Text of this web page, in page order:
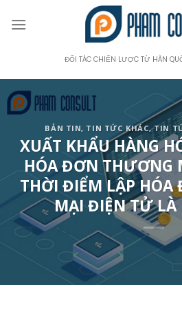
ĐỐI TÁC CHIẾN LƯỢC TỪ HÀN
BẢN TIN, TIN TỨC KHÁC,TIN
XUẤT KHẨU HÀNG
HÓA ĐƠN THƯƠNG
THỜI ĐIỂM LẬP HÓA
MẠI ĐIỆN TỬ LÀ